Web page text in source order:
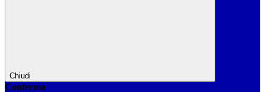
Chiudi
Conferma